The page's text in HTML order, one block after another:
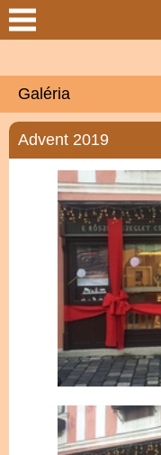
Keresés
Csokiszeg
Elérhetőségek
Termékek
Szolgáltatások
Partnerek
Galéria
Naptár
Galéria
Advent 2019